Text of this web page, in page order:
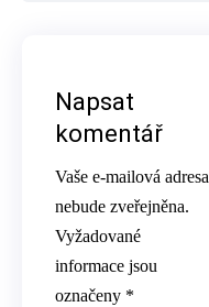
Napsat
komentář
Vaše e-mailová adresa
nebude zveřejněna.
Vyžadované
informace jsou
označeny *